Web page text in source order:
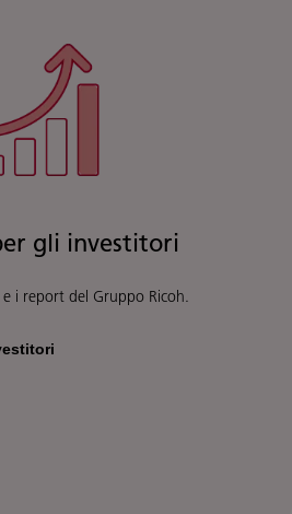
gli investitori
i report del Gruppo Ricoh.